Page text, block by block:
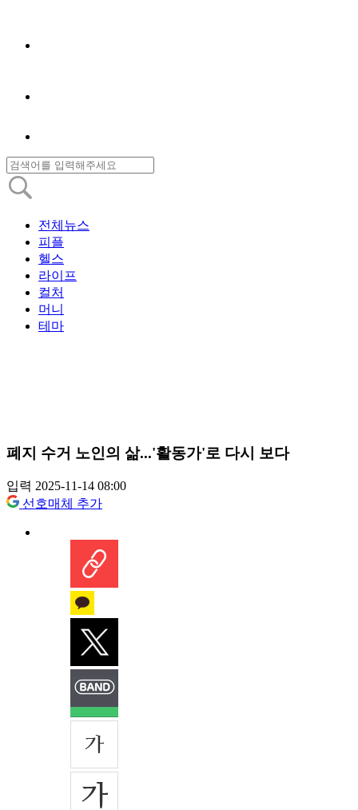
전체뉴스
피플
헬스
라이프
컬처
머니
테마
폐지 수거 노인의 삶...'활동가'로 다시 보다
입력 2025-11-14 08:00
선호매체 추가